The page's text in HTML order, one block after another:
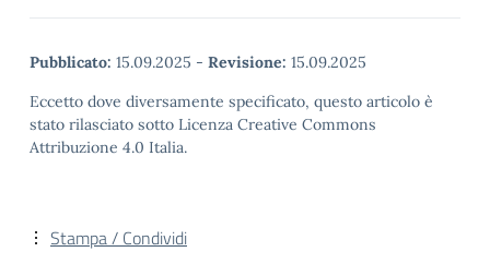
Pubblicato: 15.09.2025 - Revisione: 15.09.2025
Eccetto dove diversamente specificato, questo articolo è
stato rilasciato sotto Licenza Creative Commons
Attribuzione 4.0 Italia.
Stampa / Condividi